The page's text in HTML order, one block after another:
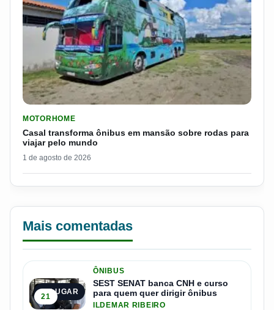
MOTORHOME
Casal transforma ônibus em mansão sobre rodas para
viajar pelo mundo
1 de agosto de 2026
Mais comentadas
1º LUGAR
21
ÔNIBUS
SEST SENAT banca CNH e curso
para quem quer dirigir ônibus
ILDEMAR RIBEIRO